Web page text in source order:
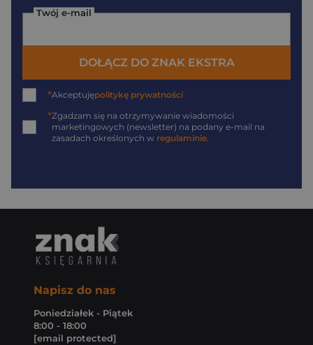
Twój e-mail
DOŁĄCZ DO ZNAK EKSTRA
*Akceptujępolitykę prywatności
*Zgadzam się na otrzymywanie wiadomości
marketingowych (newsletter) na podany e-mail na
zasadach określonych w regulaminie.
Napisz do nas
Poniedziałek - Piątek
8:00 - 18:00
[email protected]